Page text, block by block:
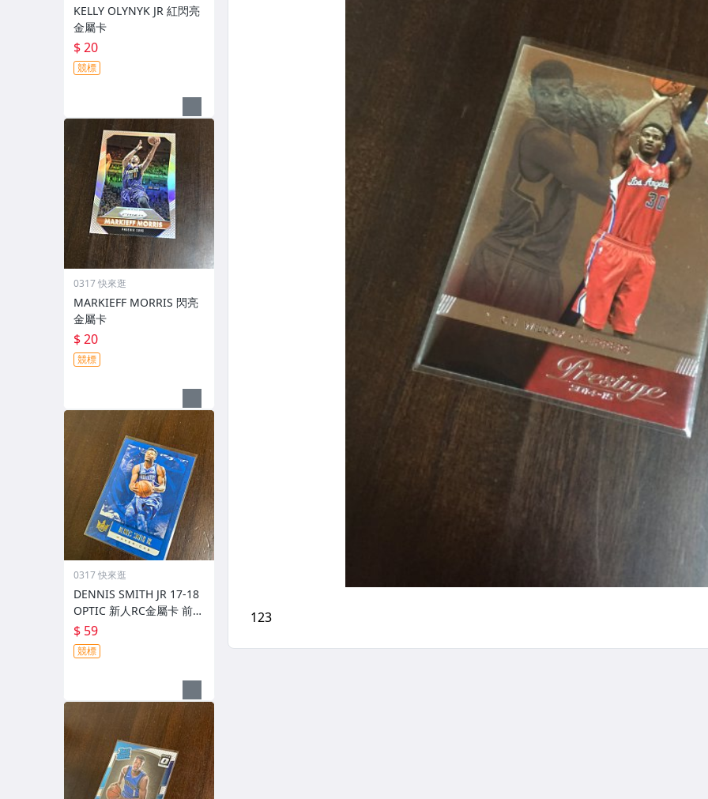
KELLY OLYNYK JR 紅閃亮
金屬卡
$ 20
競標
0317 快來逛
MARKIEFF MORRIS 閃亮
金屬卡
$ 20
競標
0317 快來逛
DENNIS SMITH JR 17-18
OPTIC 新人RC金屬卡 前後
圖
$ 59
競標